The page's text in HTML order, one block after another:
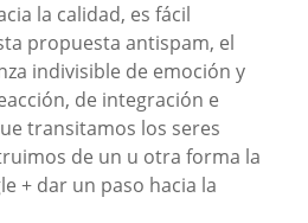
la calidad, es fácil
propuesta antispam, el
indivisible de emoción y
de integración e
transitamos los seres
de un u otra forma la
+ dar un paso hacia la